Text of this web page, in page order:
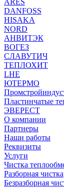
ARES
DANFOSS
HISAKA
NORD
АНВИТЭК
ВОГЕЗ
СЛАВУТИЧ
ТЕПЛОХИТ
LHE
ЮТЕРМО
Пластинчатые
ЭВЕРЕСТ
О компании
Партнеры
Наши работы
Реквизиты
Услуги
Чистка
Разборная чистка
Безразборная